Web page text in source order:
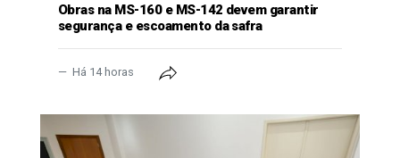
Obras na MS-160 e MS-142 devem garantir
segurança e escoamento da safra
Há 14 horas